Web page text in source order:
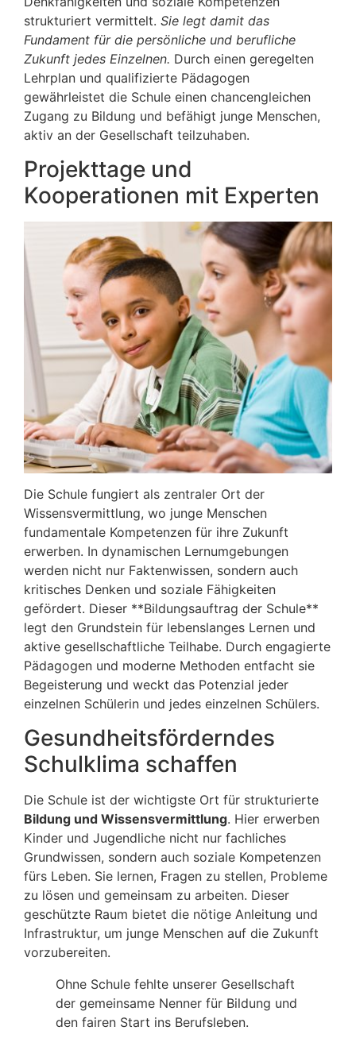
strukturiert vermittelt. Sie legt damit das
Fundament für die persönliche und berufliche
Zukunft jedes Einzelnen. Durch einen geregelten
Lehrplan und qualifizierte Pädagogen
gewährleistet die Schule einen chancengleichen
Zugang zu Bildung und befähigt junge Menschen,
aktiv an der Gesellschaft teilzuhaben.
Projekttage und
Kooperationen mit Experten
Die Schule fungiert als zentraler Ort der
Wissensvermittlung, wo junge Menschen
fundamentale Kompetenzen für ihre Zukunft
erwerben. In dynamischen Lernumgebungen
werden nicht nur Faktenwissen, sondern auch
kritisches Denken und soziale Fähigkeiten
gefördert. Dieser **Bildungsauftrag der Schule**
legt den Grundstein für lebenslanges Lernen und
aktive gesellschaftliche Teilhabe. Durch engagierte
Pädagogen und moderne Methoden entfacht sie
Begeisterung und weckt das Potenzial jeder
einzelnen Schülerin und jedes einzelnen Schülers.
Gesundheitsförderndes
Schulklima schaffen
Die Schule ist der wichtigste Ort für strukturierte
Bildung und Wissensvermittlung. Hier erwerben
Kinder und Jugendliche nicht nur fachliches
Grundwissen, sondern auch soziale Kompetenzen
fürs Leben. Sie lernen, Fragen zu stellen, Probleme
zu lösen und gemeinsam zu arbeiten. Dieser
geschützte Raum bietet die nötige Anleitung und
Infrastruktur, um junge Menschen auf die Zukunft
vorzubereiten.
Ohne Schule fehlte unserer Gesellschaft
der gemeinsame Nenner für Bildung und
den fairen Start ins Berufsleben.